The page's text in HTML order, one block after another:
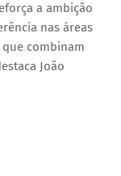
a ambição
nas áreas
combinam
João